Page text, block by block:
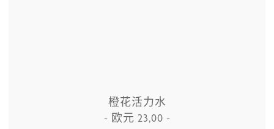
橙花活力水
- 欧元 23,00 -